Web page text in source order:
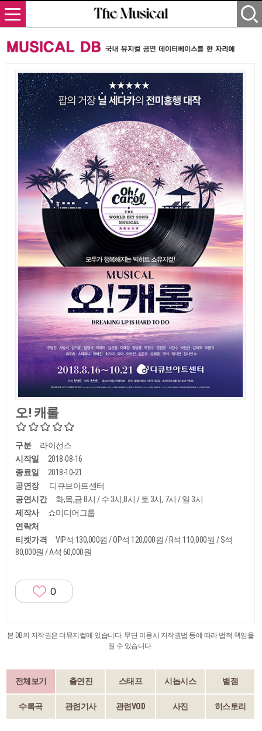
오! 캐롤
구분
라이선스
시작일
2018-08-16
종료일
2018-10-21
공연장
디큐브아트센터
공연시간
화,목,금 8시 / 수 3시,8시 / 토 3시, 7시 / 일 3시
제작사
쇼미디어그룹
연락처
티켓가격
VIP석 130,000원 / OP석 120,000원 / R석 110,000원 / S석
80,000원 / A석 60,000원
0
본 DB의 저작권은 더뮤지컬에 있습니다. 무단 이용시 저작권법 등에 따라 법적 책임을
질 수 있습니다.
전체보기 출연진 스태프 시놉시스 별점
수록곡 관련기사 관련VOD 사진 히스토리